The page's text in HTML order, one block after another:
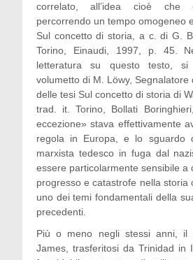
correlato, all’idea cioè che
percorrendo un tempo omogeneo
Sul concetto di storia, a c. di G.
Torino, Einaudi, 1997, p. 45.
letteratura su questo testo,
volumetto di M. Löwy, Segnalatore
delle tesi Sul concetto di storia di
trad. it. Torino, Bollati
eccezione» stava effettivamente
regola in Europa, e lo sguardo
marxista tedesco in fuga dal
essere particolarmente sensibile a
progresso e catastrofe nella storia
uno dei temi fondamentali della
precedenti.
Più o meno negli stessi anni, il
James, trasferitosi da Trinidad in